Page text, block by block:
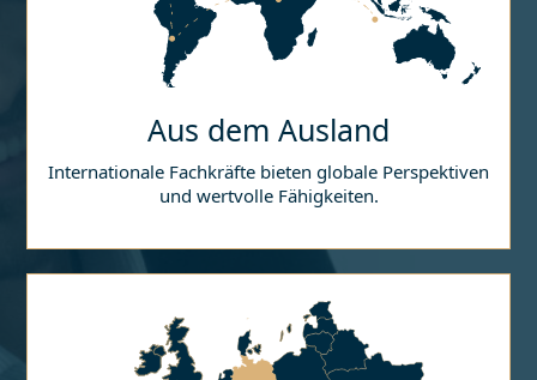
Aus dem Ausland
Internationale Fachkräfte bieten globale Perspektiven
und wertvolle Fähigkeiten.